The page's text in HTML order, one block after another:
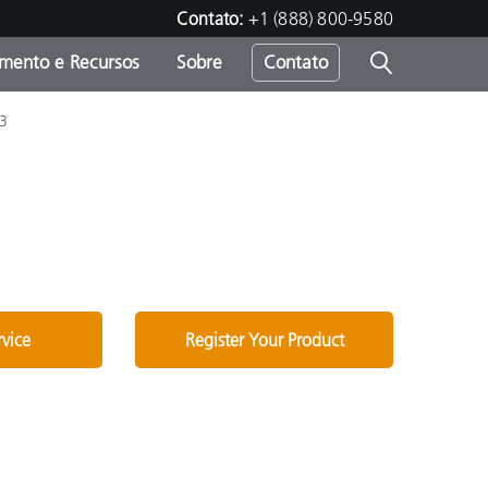
Contato: +1 (888) 800-9580
e Recursos Sobre Contato
Register Your Product